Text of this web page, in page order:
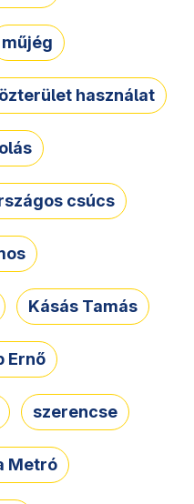
műjég
használat
csúcs
Kásás Tamás
Ernő
szerencse
Metró